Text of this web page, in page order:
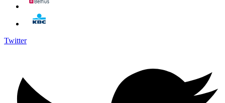
Twitter